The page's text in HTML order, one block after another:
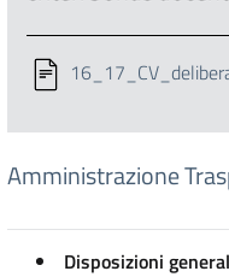
Amministrazione
Disposizioni